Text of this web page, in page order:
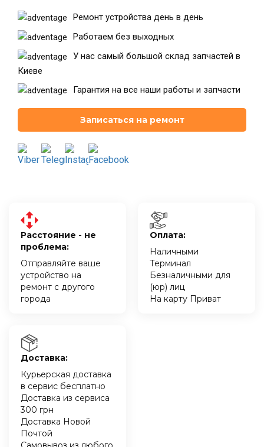
Ремонт устройства день в день
Работаем без выходных
У нас самый большой склад запчастей в
Киеве
Гарантия на все наши работы и запчасти
Записаться на ремонт
Расстояние - не
проблема:
Отправляйте ваше
устройство на
ремонт с другого
города
Оплата:
Наличными
Терминал
Безналичными для
(юр) лиц
На карту Приват
Доставка:
Курьерская доставка
в сервис бесплатно
Доставка из сервиса
300 грн
Доставка Новой
Почтой